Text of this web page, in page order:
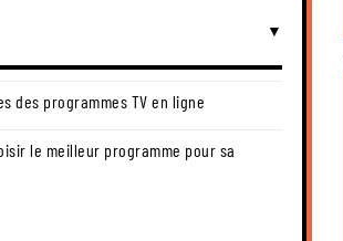
des programmes TV en ligne
le meilleur programme pour sa